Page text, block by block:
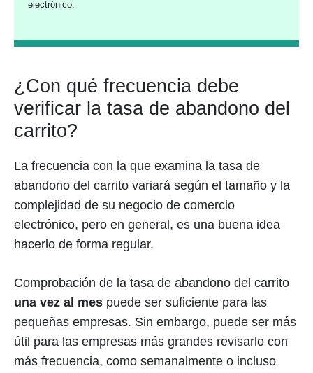
electrónico.
¿Con qué frecuencia debe
verificar la tasa de abandono del
carrito?
La frecuencia con la que examina la tasa de
abandono del carrito variará según el tamaño y la
complejidad de su negocio de comercio
electrónico, pero en general, es una buena idea
hacerlo de forma regular.
Comprobación de la tasa de abandono del carrito
una vez al mes puede ser suficiente para las
pequeñas empresas. Sin embargo, puede ser más
útil para las empresas más grandes revisarlo con
más frecuencia, como semanalmente o incluso